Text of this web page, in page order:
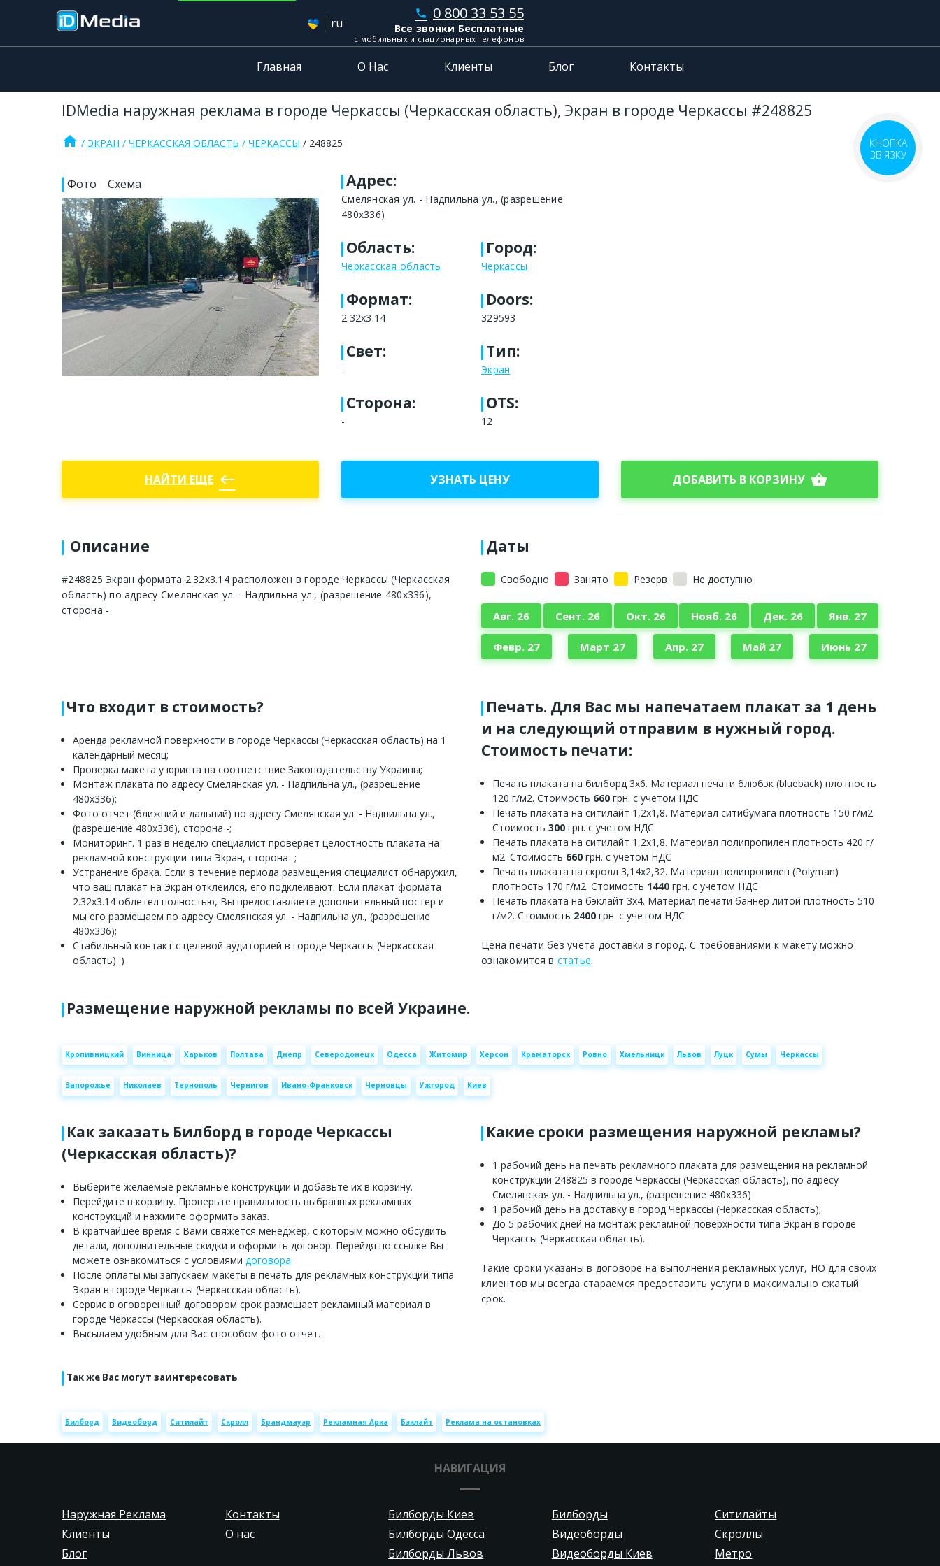
ru
phone 0 800 33 53 55
Все звонки Бесплатные
с мобильных и стационарных телефонов
Главная О Нас Клиенты Блог Контакты
IDMedia наружная реклама в городе Черкассы (Черкасская область), Экран в городе Черкассы #248825
home ЭКРАН ЧЕРКАССКАЯ ОБЛАСТЬ ЧЕРКАССЫ 248825
Фото Схема Адрес:
Смелянская ул. - Надпильна ул., (разрешение
480х336)
Область:
Черкасская область
Город:
Черкассы
Формат:
2.32x3.14
Doors:
329593
Свет:
-
Тип:
Экран
Сторона:
-
OTS:
12
НАЙТИ ЕЩЕ west УЗНАТЬ ЦЕНУ ДОБАВИТЬ В КОРЗИНУ shopping_basket
Описание
#248825 Экран формата 2.32x3.14 расположен в городе Черкассы (Черкасская
область) по адресу Смелянская ул. - Надпильна ул., (разрешение 480х336),
сторона -
Даты
Свободно Занято Резерв Не доступно
Авг. 26 Сент. 26 Окт. 26 Нояб. 26 Дек. 26 Янв. 27
Февр. 27 Март 27 Апр. 27 Май 27 Июнь 27
Что входит в стоимость?
Аренда рекламной поверхности в городе Черкассы (Черкасская область) на 1
календарный месяц;
Проверка макета у юриста на соответствие Законодательству Украины;
Монтаж плаката по адресу Смелянская ул. - Надпильна ул., (разрешение
480х336);
Фото отчет (ближний и дальний) по адресу Смелянская ул. - Надпильна ул.,
(разрешение 480х336), сторона -;
Мониторинг. 1 раз в неделю специалист проверяет целостность плаката на
рекламной конструкции типа Экран, сторона -;
Устранение брака. Если в течение периода размещения специалист обнаружил,
что ваш плакат на Экран отклеился, его подклеивают. Если плакат формата
2.32x3.14 облетел полностью, Вы предоставляете дополнительный постер и
мы его размещаем по адресу Смелянская ул. - Надпильна ул., (разрешение
480х336);
Стабильный контакт с целевой аудиторией в городе Черкассы (Черкасская
область) :)
Печать. Для Вас мы напечатаем плакат за 1 день
и на следующий отправим в нужный город.
Стоимость печати:
Печать плаката на билборд 3х6. Материал печати блюбэк (blueback) плотность
120 г/м2. Стоимость 660 грн. с учетом НДС
Печать плаката на ситилайт 1,2х1,8. Материал ситибумага плотность 150 г/м2.
Стоимость 300 грн. с учетом НДС
Печать плаката на ситилайт 1,2х1,8. Материал полипропилен плотность 420 г/
м2. Стоимость 660 грн. с учетом НДС
Печать плаката на скролл 3,14х2,32. Материал полипропилен (Polyman)
плотность 170 г/м2. Стоимость 1440 грн. с учетом НДС
Печать плаката на бэклайт 3х4. Материал печати баннер литой плотность 510
г/м2. Стоимость 2400 грн. с учетом НДС
Цена печати без учета доставки в город. С требованиями к макету можно
ознакомится в статье.
Размещение наружной рекламы по всей Украине.
Кропивницкий Винница Харьков Полтава Днепр Северодонецк Одесса Житомир Херсон Краматорск Ровно Хмельницк Львов Луцк Сумы Черкассы
Запорожье Николаев Тернополь Чернигов Ивано-Франковск Черновцы Ужгород Киев
Как заказать Билборд в городе Черкассы
(Черкасская область)?
Выберите желаемые рекламные конструкции и добавьте их в корзину.
Перейдите в корзину. Проверьте правильность выбранных рекламных
конструкций и нажмите оформить заказ.
В кратчайшее время с Вами свяжется менеджер, с которым можно обсудить
детали, дополнительные скидки и оформить договор. Перейдя по ссылке Вы
можете ознакомиться с условиями договора.
После оплаты мы запускаем макеты в печать для рекламных конструкций типа
Экран в городе Черкассы (Черкасская область).
Сервис в оговоренный договором срок размещает рекламный материал в
городе Черкассы (Черкасская область).
Высылаем удобным для Вас способом фото отчет.
Какие сроки размещения наружной рекламы?
1 рабочий день на печать рекламного плаката для размещения на рекламной
конструкции 248825 в городе Черкассы (Черкасская область), по адресу
Смелянская ул. - Надпильна ул., (разрешение 480х336)
1 рабочий день на доставку в город Черкассы (Черкасская область);
До 5 рабочих дней на монтаж рекламной поверхности типа Экран в городе
Черкассы (Черкасская область).
Такие сроки указаны в договоре на выполнения рекламных услуг, НО для своих
клиентов мы всегда стараемся предоставить услуги в максимально сжатый
срок.
Так же Вас могут заинтересовать
Билборд Видеоборд Ситилайт Скролл Брандмауэр Рекламная Арка Бэклайт Реклама на остановках
НАВИГАЦИЯ
Наружная Реклама
Билборды Львов
Клиенты
Билборды
Блог
Видеоборды
Контакты
Видеоборды Киев
О нас
Ситилайты
Билборды Киев
Скроллы
Билборды Одесса
Метро
КНОПКА
ЗВ'ЯЗКУ